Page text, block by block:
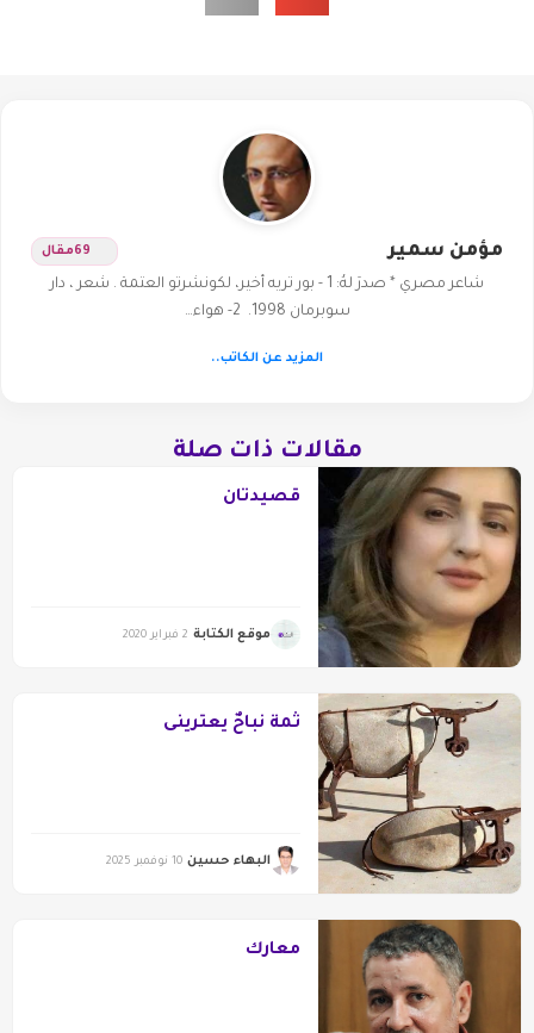
مؤمن سمير 69مقال
شاعر مصري * صدرَ لهُ: 1 - بور تريه أخير، لكونشرتو العتمة . شعر ، دار
سوبرمان 1998. 2- هواء…
المزيد عن الكاتب..
مقالات ذات صلة
قصيدتان
موقع الكتابة 2 فبراير 2020
ثمة نباحٌ يعترينى
البهاء حسين 10 نوفمبر 2025
معارك